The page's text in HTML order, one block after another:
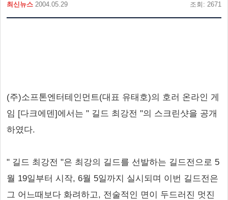
최신뉴스 2004.05.29 조회: 2671
(주)소프톤엔터테인먼트(대표 유태호)의 호러 온라인 게
임 [다크에덴]에서는 " 길드 최강전 "의 스크린샷을 공개
하였다.
" 길드 최강전 "은 최강의 길드를 선발하는 길드전으로 5
월 19일부터 시작, 6월 5일까지 실시되며 이번 길드전은
그 어느때보다 화려하고, 전술적인 면이 두드러진 멋진